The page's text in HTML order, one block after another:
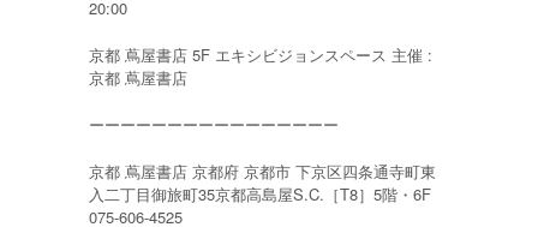
20:00
京都 蔦屋書店 5F エキシビジョンスペース 主催 :
京都 蔦屋書店
ーーーーーーーーーーーーーーーー
京都 蔦屋書店 京都府 京都市 下京区四条通寺町東
入二丁目御旅町35京都高島屋S.C.［T8］5階・6F
075-606-4525